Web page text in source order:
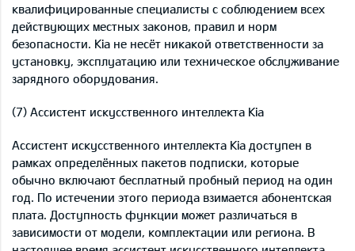
квалифицированные специалисты с соблюдением всех
действующих местных законов, правил и норм
безопасности. Kia не несёт никакой ответственности за
установку, эксплуатацию или техническое обслуживание
зарядного оборудования.
(7) Ассистент искусственного интеллекта Kia
Ассистент искусственного интеллекта Kia доступен в
рамках определённых пакетов подписки, которые
обычно включают бесплатный пробный период на один
год. По истечении этого периода взимается абонентская
плата. Доступность функции может различаться в
зависимости от модели, комплектации или региона. В